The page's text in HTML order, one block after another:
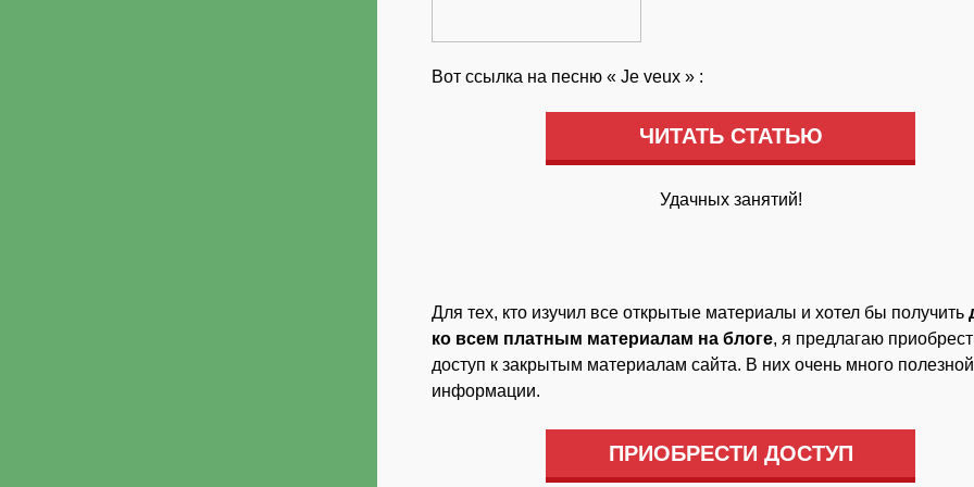
Вот ссылка на песню « Je veux » :
ЧИТАТЬ СТАТЬЮ
Удачных занятий!
Для тех, кто изучил все открытые материалы и хотел бы получить
ко всем платным материалам на блоге, я предлагаю
доступ к закрытым материалам сайта. В них очень много полезной
информации.
ПРИОБРЕСТИ ДОСТУП